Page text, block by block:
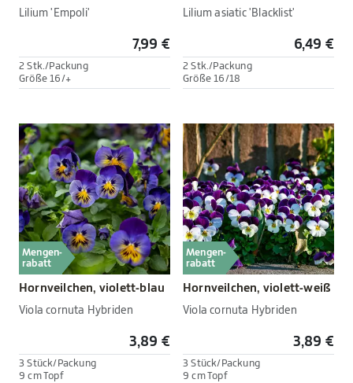
Lilium 'Empoli'
7,99 €
2 Stk./Packung
Größe 16/+
Lilium asiatic 'Blacklist'
6,49 €
2 Stk./Packung
Größe 16/18
Mengen-
rabatt
Hornveilchen, violett-blau
Viola cornuta Hybriden
3,89 €
3 Stück/Packung
9 cm Topf
Mengen-
rabatt
Hornveilchen, violett-weiß
Viola cornuta Hybriden
3,89 €
3 Stück/Packung
9 cm Topf